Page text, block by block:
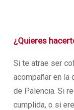
¿Quieres
Si te atrae ser
acompañar en la
de Palencia. Si
cumplida, o si